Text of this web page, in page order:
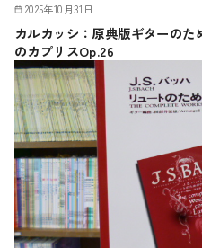
2025年10月31日
カルカッシ：原典版ギターの
のカプリスOp.26